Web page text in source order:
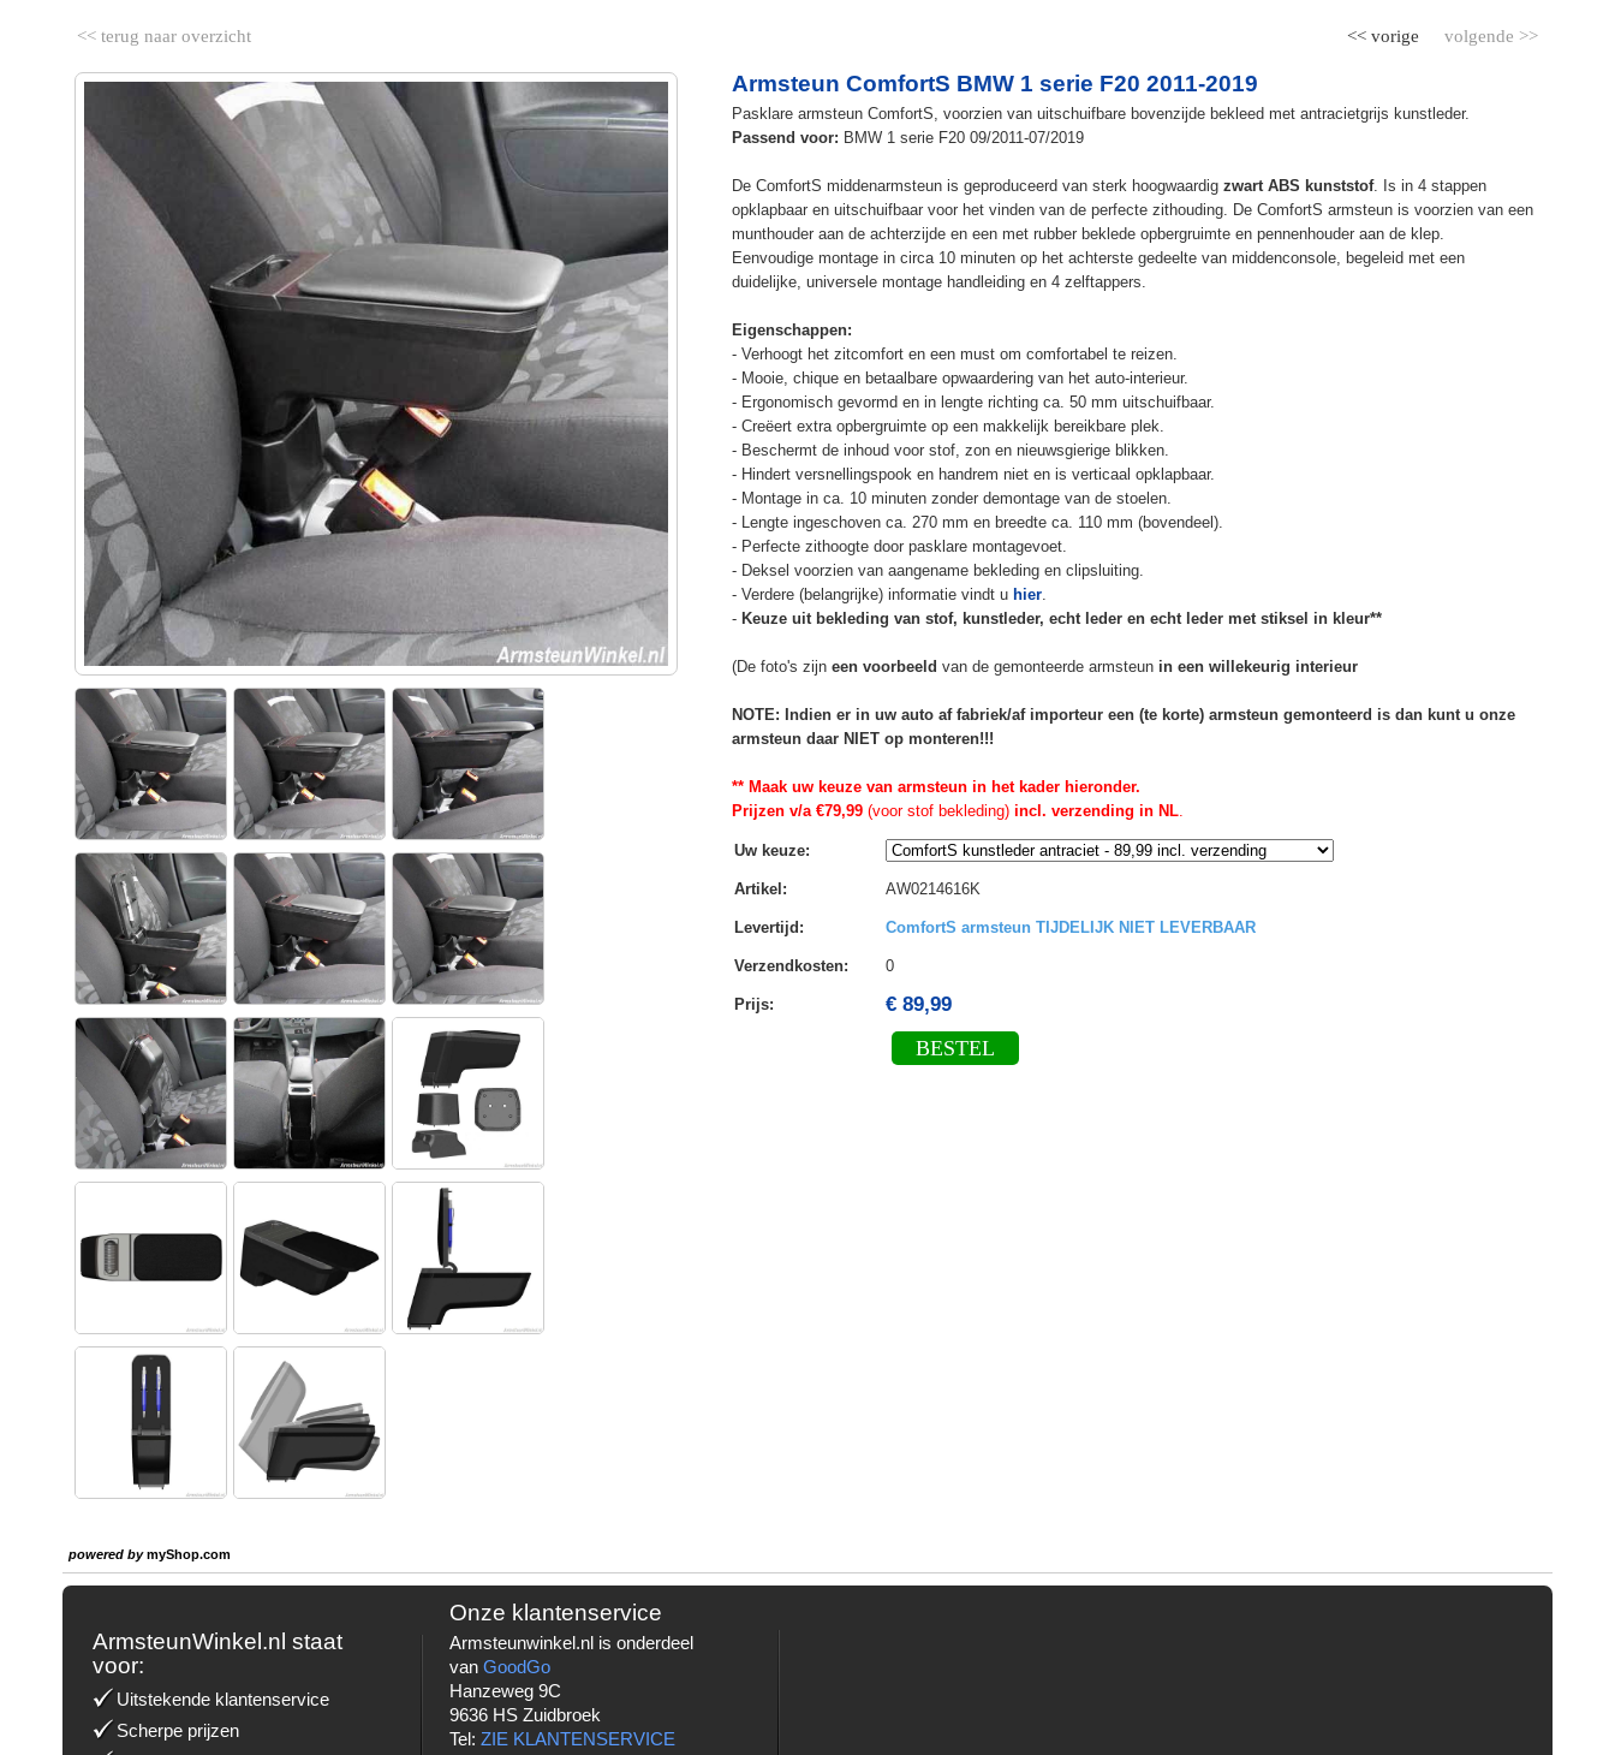
<< terug naar overzicht volgende >>
<< vorige
Armsteun ComfortS BMW 1 serie F20 2011-2019
Pasklare armsteun ComfortS, voorzien van uitschuifbare bovenzijde bekleed met antracietgrijs kunstleder.
Passend voor: BMW 1 serie F20 09/2011-07/2019
De ComfortS middenarmsteun is geproduceerd van sterk hoogwaardig zwart ABS kunststof. Is in 4 stappen
opklapbaar en uitschuifbaar voor het vinden van de perfecte zithouding. De ComfortS armsteun is voorzien van een
munthouder aan de achterzijde en een met rubber beklede opbergruimte en pennenhouder aan de klep.
Eenvoudige montage in circa 10 minuten op het achterste gedeelte van middenconsole, begeleid met een
duidelijke, universele montage handleiding en 4 zelftappers.
Eigenschappen:
- Verhoogt het zitcomfort en een must om comfortabel te reizen.
- Mooie, chique en betaalbare opwaardering van het auto-interieur.
- Ergonomisch gevormd en in lengte richting ca. 50 mm uitschuifbaar.
- Creëert extra opbergruimte op een makkelijk bereikbare plek.
- Beschermt de inhoud voor stof, zon en nieuwsgierige blikken.
- Hindert versnellingspook en handrem niet en is verticaal opklapbaar.
- Montage in ca. 10 minuten zonder demontage van de stoelen.
- Lengte ingeschoven ca. 270 mm en breedte ca. 110 mm (bovendeel).
- Perfecte zithoogte door pasklare montagevoet.
- Deksel voorzien van aangename bekleding en clipsluiting.
- Verdere (belangrijke) informatie vindt u hier.
- Keuze uit bekleding van stof, kunstleder, echt leder en echt leder met stiksel in kleur**
(De foto's zijn een voorbeeld van de gemonteerde armsteun in een willekeurig interieur
NOTE: Indien er in uw auto af fabriek/af importeur een (te korte) armsteun gemonteerd is dan kunt u onze
armsteun daar NIET op monteren!!!
** Maak uw keuze van armsteun in het kader hieronder.
Prijzen v/a €79,99(voor stof bekleding)incl. verzending in NL.
Uw keuze:
Artikel : AW0214616K
Levertijd : ComfortS armsteun TIJDELIJK NIET LEVERBAAR
Verzendkosten: 0
Prijs: € 89,99
BESTEL
powered bymyShop.com
ArmsteunWinkel.nl staat
voor:
Uitstekende klantenservice
Scherpe prijzen
Onze klantenservice
Armsteunwinkel.nl is onderdeel
vanGoodGo
Hanzeweg 9C
9636 HS Zuidbroek
Tel:ZIE KLANTENSERVICE